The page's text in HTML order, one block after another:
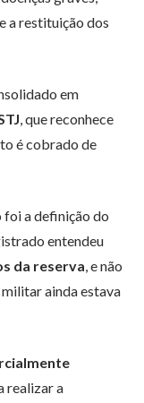
a restituição dos
em
, que reconhece
é cobrado de
a definição do
entendeu
da reserva, e não
ainda estava
realizar a